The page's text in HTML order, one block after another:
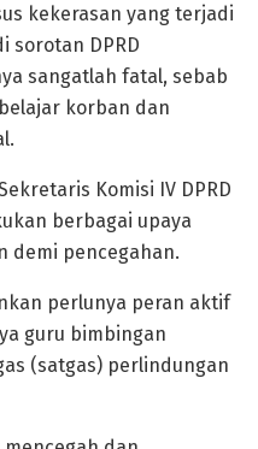
kekerasan yang terjadi
sorotan DPRD
sangatlah fatal, sebab
korban dan
Komisi IV DPRD
berbagai upaya
demi pencegahan.
perlunya peran aktif
guru bimbingan
(satgas) perlindungan